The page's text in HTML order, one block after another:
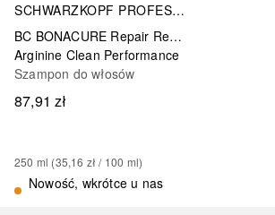
SCHWARZKOPF PROFESSIONAL
BC BONACURE Repair Rescue Arginine
Arginine Clean Performance
Szampon do włosów
87,91 zł
250 ml (35,16 zł / 100 ml)
Nowość, wkrótce u nas